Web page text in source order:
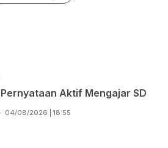
Aktif Mengajar SD
04/08/2026 | 18:55